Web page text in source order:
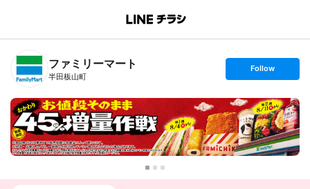
B
n
T
ファミリーマート
半田板山町
s
t
o
l
l
o
w
Follow